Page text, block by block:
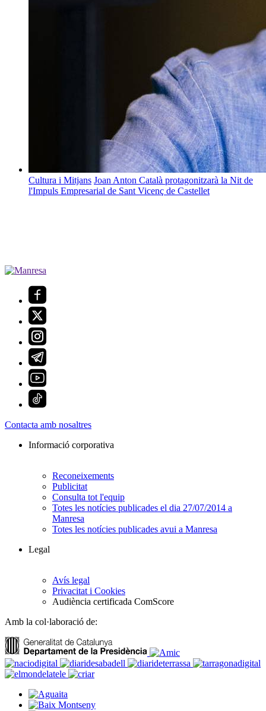
Cultura i Mitjans Joan Anton Català protagonitzarà la Nit de
l'Impuls Empresarial de Sant Vicenç de Castellet
Contacta amb nosaltres
Informació corporativa
Reconeixements
Publicitat
Consulta tot l'equip
Totes les notícies publicades el dia 27/07/2014 a
Manresa
Totes les notícies publicades avui a Manresa
Legal
Avís legal
Privacitat i Cookies
Audiència certificada ComScore
Amb la col·laboració de: